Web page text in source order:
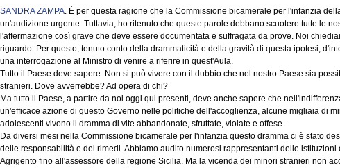
SANDRA ZAMPA. È per questa ragione che la Commissione bicamerale per l'infanzia
un'audizione urgente. Tuttavia, ho ritenuto che queste parole debbano scuotere tutte le
l'affermazione così grave che deve essere documentata e suffragata da prove. Noi
riguardo. Per questo, tenuto conto della drammaticità e della gravità di questa ipotesi,
una interrogazione al Ministro di venire a riferire in quest'Aula.
Tutto il Paese deve sapere. Non si può vivere con il dubbio che nel nostro Paese sia
stranieri. Dove avverrebbe? Ad opera di chi?
Ma tutto il Paese, a partire da noi oggi qui presenti, deve anche sapere che
un'efficace azione di questo Governo nelle politiche dell'accoglienza, alcune migliaia di
adolescenti vivono il dramma di vite abbandonate, sfruttate, violate e offese.
Da diversi mesi nella Commissione bicamerale per l'infanzia questo dramma ci è stato
delle responsabilità e dei rimedi. Abbiamo audito numerosi rappresentanti delle istituzioni
Agrigento fino all'assessore della regione Sicilia. Ma la vicenda dei minori stranieri non